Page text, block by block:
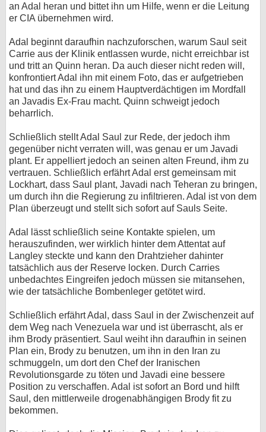
an Adal heran und bittet ihn um Hilfe, wenn er die Leitung
er CIA übernehmen wird.
Adal beginnt daraufhin nachzuforschen, warum Saul seit
Carrie aus der Klinik entlassen wurde, nicht erreichbar ist
und tritt an Quinn heran. Da auch dieser nicht reden will,
konfrontiert Adal ihn mit einem Foto, das er aufgetrieben
hat und das ihn zu einem Hauptverdächtigen im Mordfall
an Javadis Ex-Frau macht. Quinn schweigt jedoch
beharrlich.
Schließlich stellt Adal Saul zur Rede, der jedoch ihm
gegenüber nicht verraten will, was genau er um Javadi
plant. Er appelliert jedoch an seinen alten Freund, ihm zu
vertrauen. Schließlich erfährt Adal erst gemeinsam mit
Lockhart, dass Saul plant, Javadi nach Teheran zu bringen,
um durch ihn die Regierung zu infiltrieren. Adal ist von dem
Plan überzeugt und stellt sich sofort auf Sauls Seite.
Adal lässt schließlich seine Kontakte spielen, um
herauszufinden, wer wirklich hinter dem Attentat auf
Langley steckte und kann den Drahtzieher dahinter
tatsächlich aus der Reserve locken. Durch Carries
unbedachtes Eingreifen jedoch müssen sie mitansehen,
wie der tatsächliche Bombenleger getötet wird.
Schließlich erfährt Adal, dass Saul in der Zwischenzeit auf
dem Weg nach Venezuela war und ist überrascht, als er
ihm Brody präsentiert. Saul weiht ihn daraufhin in seinen
Plan ein, Brody zu benutzen, um ihn in den Iran zu
schmuggeln, um dort den Chef der Iranischen
Revolutionsgarde zu töten und Javadi eine bessere
Position zu verschaffen. Adal ist sofort an Bord und hilft
Saul, den mittlerweile drogenabhängigen Brody fit zu
bekommen.